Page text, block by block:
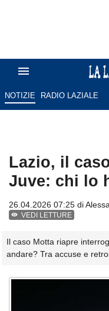
NOTIZIE RADIO LAZIALE
Lazio, il
Juve: chi lo
26.04.2026 07:25 di
VEDI LETTURE
Il caso Motta riapre
andare? Tra accuse e